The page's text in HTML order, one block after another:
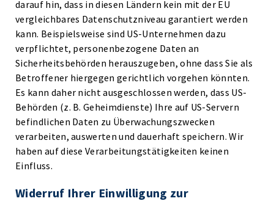
darauf hin, dass in diesen Ländern kein mit der EU
vergleichbares Datenschutzniveau garantiert werden
kann. Beispielsweise sind US-Unternehmen dazu
verpflichtet, personenbezogene Daten an
Sicherheitsbehörden herauszugeben, ohne dass Sie als
Betroffener hiergegen gerichtlich vorgehen könnten.
Es kann daher nicht ausgeschlossen werden, dass US-
Behörden (z. B. Geheimdienste) Ihre auf US-Servern
befindlichen Daten zu Überwachungszwecken
verarbeiten, auswerten und dauerhaft speichern. Wir
haben auf diese Verarbeitungstätigkeiten keinen
Einfluss.
Widerruf Ihrer Einwilligung zur